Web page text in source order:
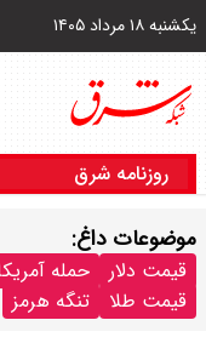
یکشنبه ۱۸ مرداد ۱۴۰۵
روزنامه شرق
موضوعات داغ:
قیمت دلار حمله
قیمت طلا
تنگه هرمز